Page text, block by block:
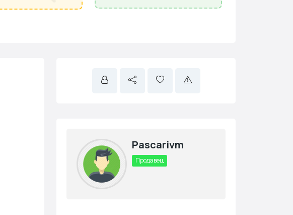
Pascarivm
Продавец